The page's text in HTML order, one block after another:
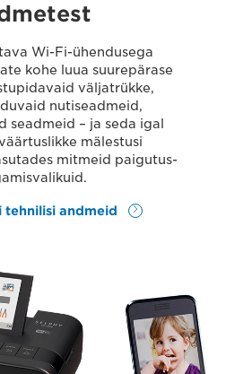
Wi-Fi-ühendusega
kohe luua suurepärase
väljatrükke,
nutiseadmeid,
seadmeid – ja seda igal
mälestusi
mitmeid paigutus-
tehnilisi andmeid